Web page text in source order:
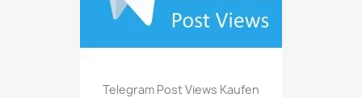
Telegram Post Views Kaufen